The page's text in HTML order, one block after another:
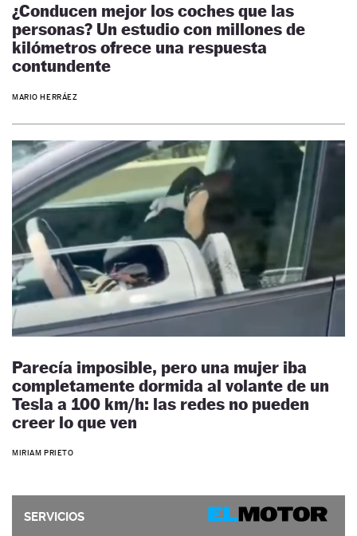
¿Conducen mejor los coches que las
personas? Un estudio con millones de
kilómetros ofrece una respuesta
contundente
MARIO HERRÁEZ
Parecía imposible, pero una mujer iba
completamente dormida al volante de un
Tesla a 100 km/h: las redes no pueden
creer lo que ven
MIRIAM PRIETO